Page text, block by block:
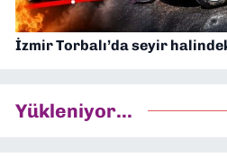
İzmir Torbalı’da seyir
Yükleniyor...